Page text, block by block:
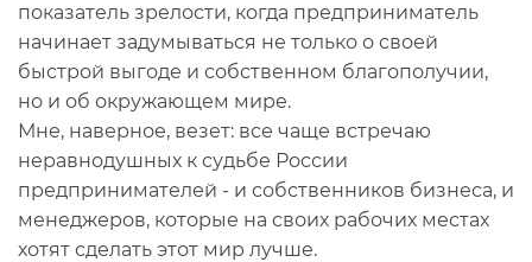
показатель зрелости, когда предприниматель
начинает задумываться не только о своей
быстрой выгоде и собственном благополучии,
но и об окружающем мире.
Мне, наверное, везет: все чаще встречаю
неравнодушных к судьбе России
предпринимателей - и собственников бизнеса, и
менеджеров, которые на своих рабочих местах
хотят сделать этот мир лучше.